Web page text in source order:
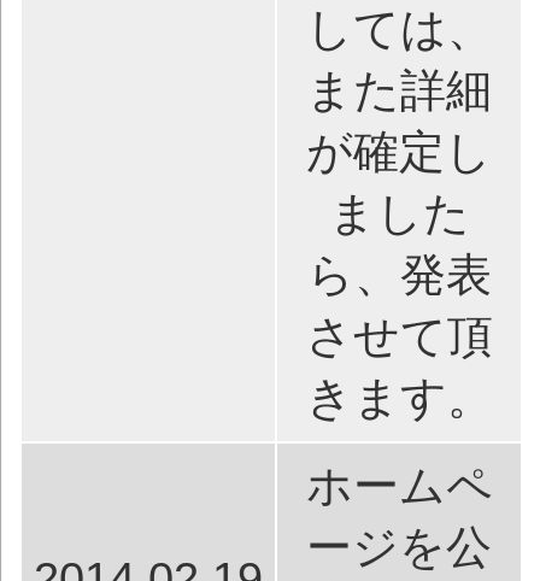
しては、
また詳細
が確定し
ました
ら、発表
させて頂
きます。
ホームペ
ージを公